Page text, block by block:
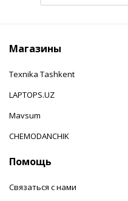
Магазины
Texnika Tashkent
LAPTOPS.UZ
Mavsum
CHEMODANCHIK
Помощь
Связаться с нами